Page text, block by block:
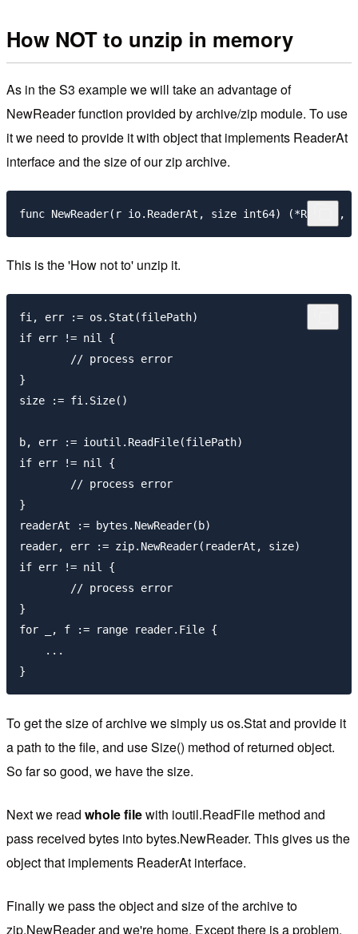
How NOT to unzip in memory
As in the S3 example we will take an advantage of
NewReader function provided by archive/zip module. To use
it we need to provide it with object that implements ReaderAt
interface and the size of our zip archive.
This is the 'How not to' unzip it.
fi, err := os.Stat(filePath)
if err != nil {
}
size := fi.Size()
b, err := ioutil.ReadFile(filePath)
if err != nil {
}
readerAt := bytes.NewReader(b)
reader, err := zip.NewReader(readerAt, size)
if err != nil {
}
for _, f := range reader.File {
    ...
To get the size of archive we simply us os.Stat and provide it
a path to the file, and use Size() method of returned object.
So far so good, we have the size.
Next we read whole filewith ioutil.ReadFile method and
pass received bytes into bytes.NewReader. This gives us the
object that implements ReaderAt interface.
Finally we pass the object and size of the archive to
zip.NewReader and we're home. Except there is a problem.